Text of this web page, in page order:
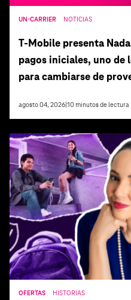
UN-CARRIER NOTICIAS
T‑Mobile presenta
pagos iniciales, uno de
para cambiarse de
agosto 04, 2026 10 minutos de lectura
OFERTAS HISTORIAS